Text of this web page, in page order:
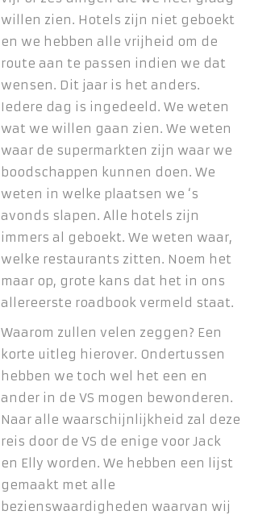
willen zien. Hotels zijn niet geboekt
en we hebben alle vrijheid om de
route aan te passen indien we dat
wensen. Dit jaar is het anders.
Iedere dag is ingedeeld. We weten
wat we willen gaan zien. We weten
waar de supermarkten zijn waar we
boodschappen kunnen doen. We
weten in welke plaatsen we ‘s
avonds slapen. Alle hotels zijn
immers al geboekt. We weten waar,
welke restaurants zitten. Noem het
maar op, grote kans dat het in ons
allereerste roadbook vermeld staat.
Waarom zullen velen zeggen? Een
korte uitleg hierover. Ondertussen
hebben we toch wel het een en
ander in de VS mogen bewonderen.
Naar alle waarschijnlijkheid zal deze
reis door de VS de enige voor Jack
en Elly worden. We hebben een lijst
gemaakt met alle
bezienswaardigheden waarvan wij